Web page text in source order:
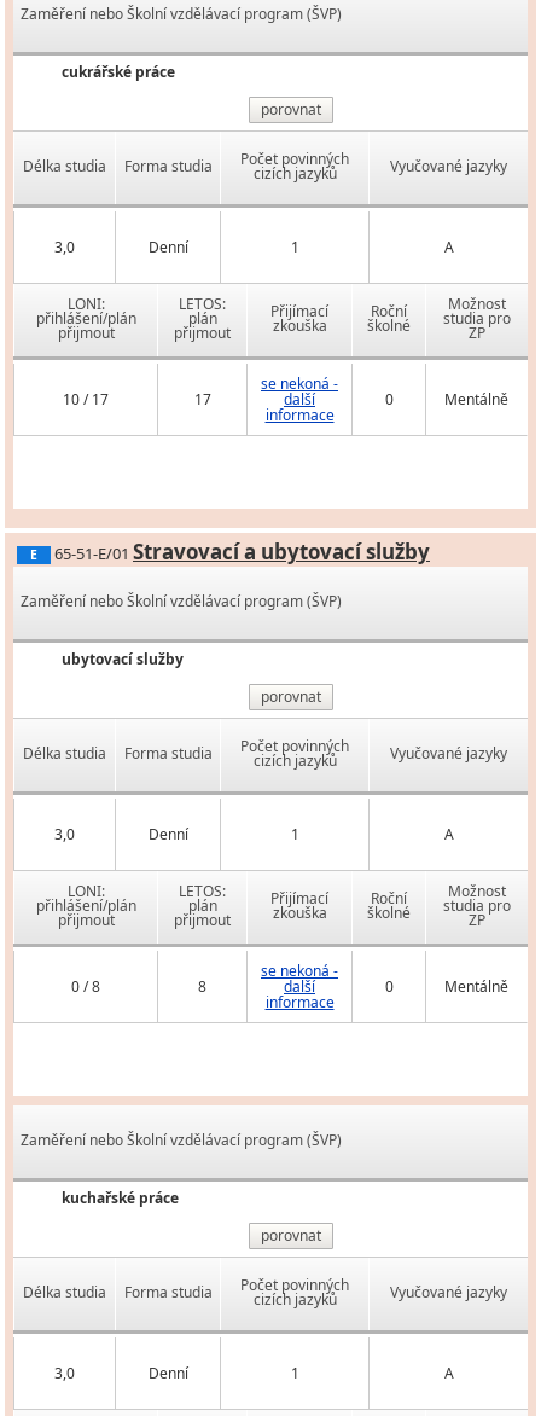
Zaměření nebo Školní vzdělávací program (ŠVP)
cukrářské práce
porovnat
Délka studia Forma studia Počet povinných
cizích jazyků Vyučované jazyky
3,0 Denní 1 A
LONI:
přihlášení/plán
přijmout
LETOS:
plán
přijmout
Přijímací
zkouška
Roční
školné
Možnost
studia pro
ZP
10 / 17 17
se nekoná -
další
informace
0 Mentálně
E 65-51-E/01 Stravovací a ubytovací služby
Zaměření nebo Školní vzdělávací program (ŠVP)
ubytovací služby
porovnat
Délka studia Forma studia Počet povinných
cizích jazyků Vyučované jazyky
3,0 Denní 1 A
LONI:
přihlášení/plán
přijmout
LETOS:
plán
přijmout
Přijímací
zkouška
Roční
školné
Možnost
studia pro
ZP
0 / 8 8
se nekoná -
další
informace
0 Mentálně
Zaměření nebo Školní vzdělávací program (ŠVP)
kuchařské práce
porovnat
Délka studia Forma studia Počet povinných
cizích jazyků Vyučované jazyky
3,0 Denní 1 A